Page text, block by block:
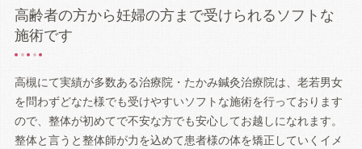
高齢者の方から妊婦の方まで受けられるソフトな
施術です
高槻にて実績が多数ある治療院・たかみ鍼灸治療院は、老若男女
を問わずどなた様でも受けやすいソフトな施術を行っております
ので、整体が初めてで不安な方でも安心してお越しになれます。
整体と言うと整体師が力を込めて患者様の体を矯正していくイメ